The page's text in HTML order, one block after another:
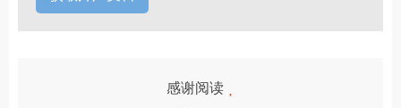
感谢阅读